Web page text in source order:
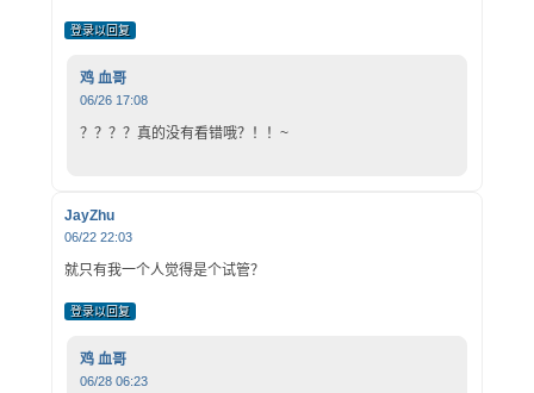
登录以回复
鸡 血哥
06/26 17:08
？？？？真的没有看错哦？！！~
JayZhu
06/22 22:03
就只有我一个人觉得是个试管？
登录以回复
鸡 血哥
06/28 06:23